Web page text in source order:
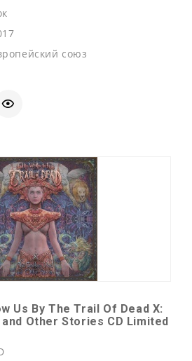
союз
Us By The Trail Of Dead X:
Other Stories CD Limited